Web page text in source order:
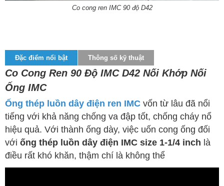
Co cong ren IMC 90 độ D42
Đặc điểm nổi bật Thông số kỹ thuật
Co Cong Ren 90 Độ IMC D42 Nối Khớp Nối
Ống IMC
Ống thép luồn dây điện ren IMC vốn từ lâu đã nổi
tiếng với khả năng chống va đập tốt, chống cháy nổ
hiệu quả. Với thành ống dày, việc uốn cong ống đối
với ống thép luồn dây điện IMC size 1-1/4 inch là
điều rất khó khăn, thậm chí là không thể